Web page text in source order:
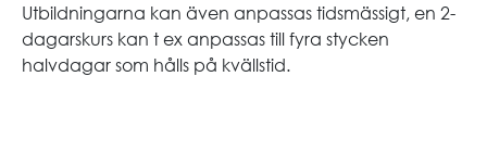
Utbildningarna kan även anpassas tidsmässigt, en 2-
dagarskurs kan t ex anpassas till fyra stycken
halvdagar som hålls på kvällstid.